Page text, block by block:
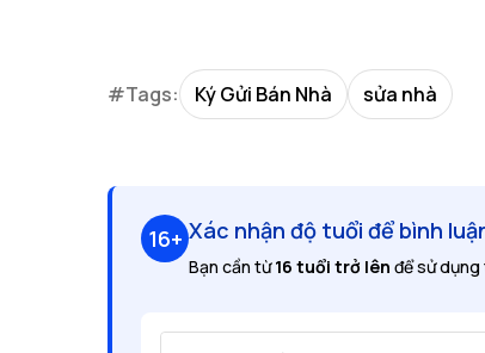
#Tags: Ký Gửi Bán Nhà sửa nhà
16+ Xác nhận độ tuổi để bình
Bạn cần từ16 tuổi trở lên để sử dụng